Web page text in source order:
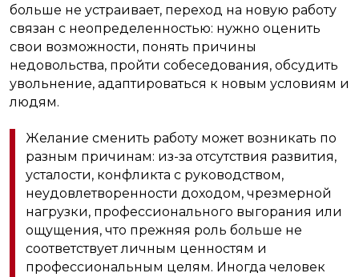
больше не устраивает, переход на новую работу
связан с неопределенностью: нужно оценить
свои возможности, понять причины
недовольства, пройти собеседования, обсудить
увольнение, адаптироваться к новым условиям и
людям.
Желание сменить работу может возникать по
разным причинам: из-за отсутствия развития,
усталости, конфликта с руководством,
неудовлетворенности доходом, чрезмерной
нагрузки, профессионального выгорания или
ощущения, что прежняя роль больше не
соответствует личным ценностям и
профессиональным целям. Иногда человек